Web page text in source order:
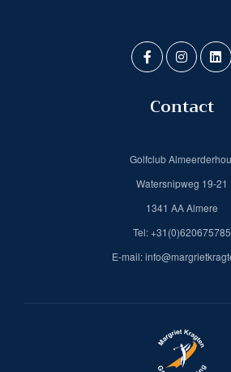
Contact
Golfclub
Watersnipweg 19-21
1341 AA Almere
Tel: +31(0)620675785
E-mail: